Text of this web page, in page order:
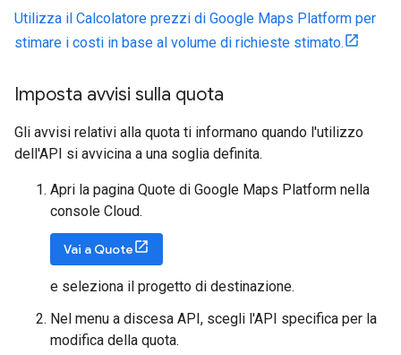
Utilizza il Calcolatore prezzi di Google Maps Platform per
stimare i costi in base al volume di richieste stimato.
Imposta avvisi sulla quota
Gli avvisi relativi alla quota ti informano quando l'utilizzo
dell'API si avvicina a una soglia definita.
Apri la pagina Quote di Google Maps Platform nella
console Cloud.
Vai a Quote
e seleziona il progetto di destinazione.
Nel menu a discesa API, scegli l'API specifica per la
modifica della quota.